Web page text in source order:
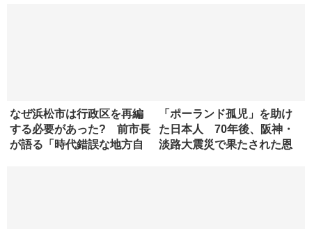
なぜ浜松市は行政区を再編
する必要があった? 前市長
が語る「時代錯誤な地方自
「ポーランド孤児」を助け
た日本人 70年後、阪神・
淡路大震災で果たされた恩